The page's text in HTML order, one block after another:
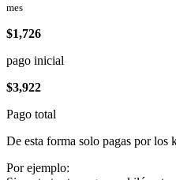
mes
$1,726
pago inicial
$3,922
Pago total
De esta forma solo pagas por los
Por ejemplo: